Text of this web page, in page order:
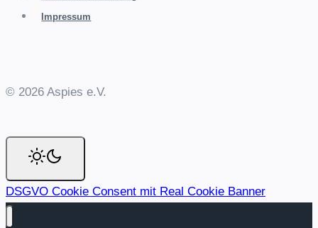
Impressum
© 2026 Aspies e.V.
DSGVO Cookie Consent mit Real Cookie Banner